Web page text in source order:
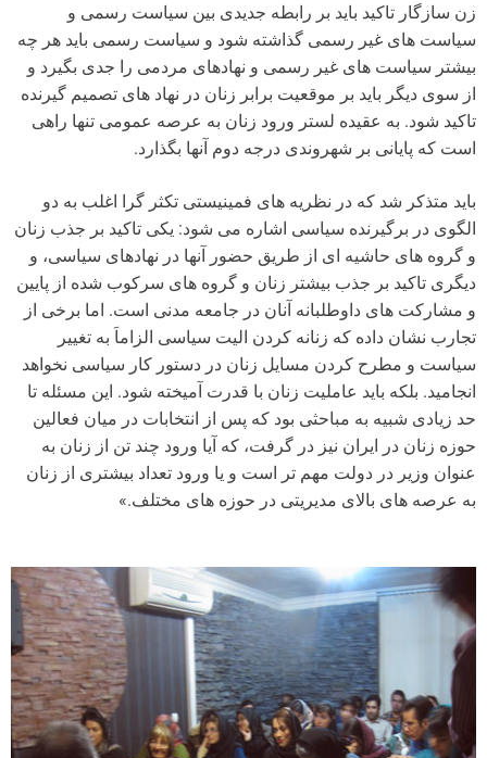
زن سازگار تاکید باید بر رابطه جدیدی بین سیاست رسمی و
سیاست های غیر رسمی گذاشته شود و سیاست رسمی باید هر چه
بیشتر سیاست های غیر رسمی و نهادهای مردمی را جدی بگیرد و
از سوی دیگر باید بر موقعیت برابر زنان در نهاد های تصمیم گیرنده
تاکید شود. به عقیده لستر ورود زنان به عرصه عمومی تنها راهی
است که پایانی بر شهروندی درجه دوم آنها بگذارد.
باید متذکر شد که در نظریه های فمینیستی تکثر گرا اغلب به دو
الگوی در برگیرنده سیاسی اشاره می شود: یکی تاکید بر جذب زنان
و گروه های حاشیه ای از طریق حضور آنها در نهادهای سیاسی، و
دیگری تاکید بر جذب بیشتر زنان و گروه های سرکوب شده از پایین
و مشارکت های داوطلبانه آنان در جامعه مدنی است. اما برخی از
تجارب نشان داده که زنانه کردن الیت سیاسی الزاماَ به تغییر
سیاست و مطرح کردن مسایل زنان در دستور کار سیاسی نخواهد
انجامید. بلکه باید عاملیت زنان با قدرت آمیخته شود. این مسئله تا
حد زیادی شبیه به مباحثی بود که پس از انتخابات در میان فعالین
حوزه زنان در ایران نیز در گرفت، که آیا ورود چند تن از زنان به
عنوان وزیر در دولت مهم تر است و یا ورود تعداد بیشتری از زنان
به عرصه های بالای مدیریتی در حوزه های مختلف.»